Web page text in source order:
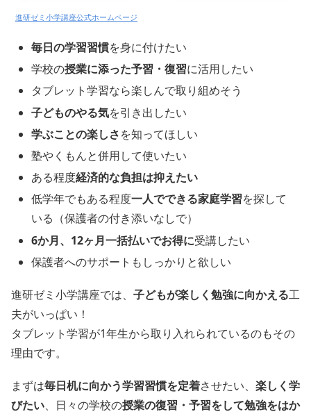
進研ゼミ小学講座公式ホームページ
毎日の学習習慣を身に付けたい
学校の授業に添った予習・復習に活用したい
タブレット学習なら楽しんで取り組めそう
子どものやる気を引き出したい
学ぶことの楽しさを知ってほしい
塾やくもんと併用して使いたい
ある程度経済的な負担は抑えたい
低学年でもある程度一人でできる家庭学習を探して
いる（保護者の付き添いなしで）
6か月、12ヶ月一括払いでお得に受講したい
保護者へのサポートもしっかりと欲しい
進研ゼミ小学講座では、 子どもが楽しく勉強に向かえる工
夫がいっぱい！
タブレット学習が1年生から取り入れられているのもその
理由です。
まずは毎日机に向かう学習習慣を定着させたい、 楽しく学
びたい、日々の学校の授業の復習・予習をして勉強をはか